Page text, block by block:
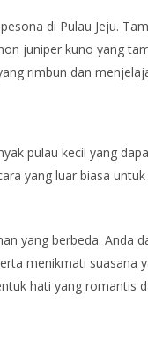
di Pulau Jeju.
juniper kuno yang
rimbun dan
pulau kecil yang
yang luar biasa
yang berbeda. Anda
menikmati suasana
hati yang romantis